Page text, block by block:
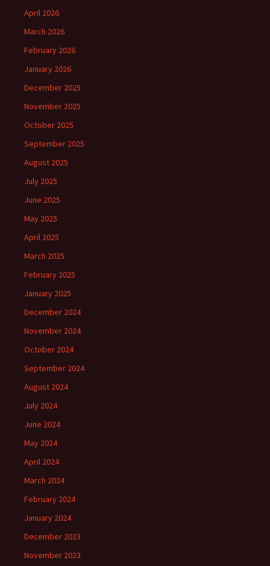
April 2026
March 2026
February 2026
January 2026
December 2025
November 2025
October 2025
September 2025
August 2025
July 2025
June 2025
May 2025
April 2025
March 2025
February 2025
January 2025
December 2024
November 2024
October 2024
September 2024
August 2024
July 2024
June 2024
May 2024
April 2024
March 2024
February 2024
January 2024
December 2023
November 2023